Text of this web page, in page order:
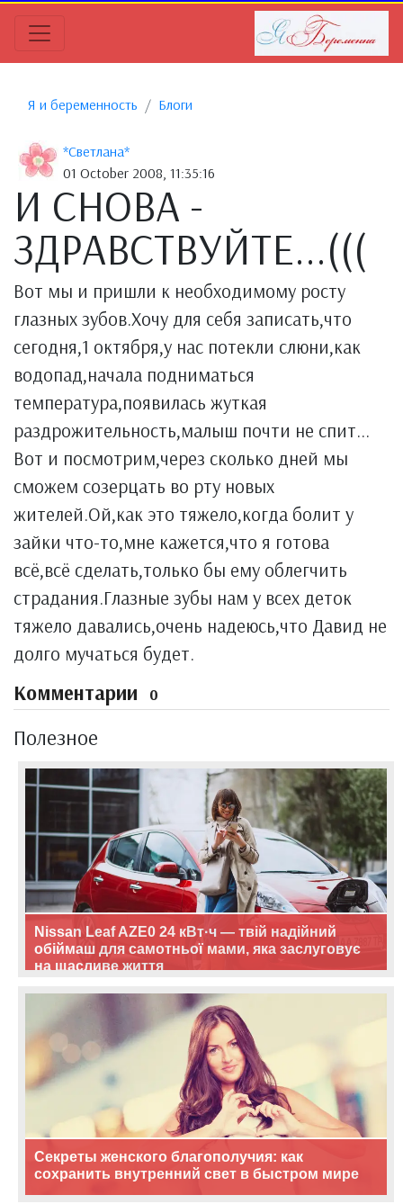
Я и беременность Блоги
*Светлана*
01 October 2008, 11:35:16
И СНОВА -
ЗДРАВСТВУЙТЕ...(((
Вот мы и пришли к необходимому росту
глазных зубов.Хочу для себя записать,что
сегодня,1 октября,у нас потекли слюни,как
водопад,начала подниматься
температура,появилась жуткая
раздрожительность,малыш почти не спит...
Вот и посмотрим,через сколько дней мы
сможем созерцать во рту новых
жителей.Ой,как это тяжело,когда болит у
зайки что-то,мне кажется,что я готова
всё,всё сделать,только бы ему облегчить
страдания.Глазные зубы нам у всех деток
тяжело давались,очень надеюсь,что Давид не
долго мучаться будет.
Комментарии 0
Полезное
Nissan Leaf AZE0 24 кВт·ч — твій надійний
обіймаш для самотньої мами, яка заслуговує
на щасливе життя
Секреты женского благополучия: как
сохранить внутренний свет в быстром мире